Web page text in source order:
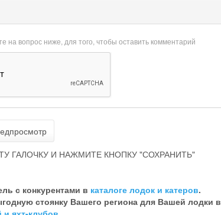
на вопрос ниже, для того, чтобы оставить комментарий
ГАЛОЧКУ И НАЖМИТЕ КНОПКУ "СОХРАНИТЬ"
с конкурентами в каталоге лодок и катеров.
стоянку Вашего региона для Вашей лодки в